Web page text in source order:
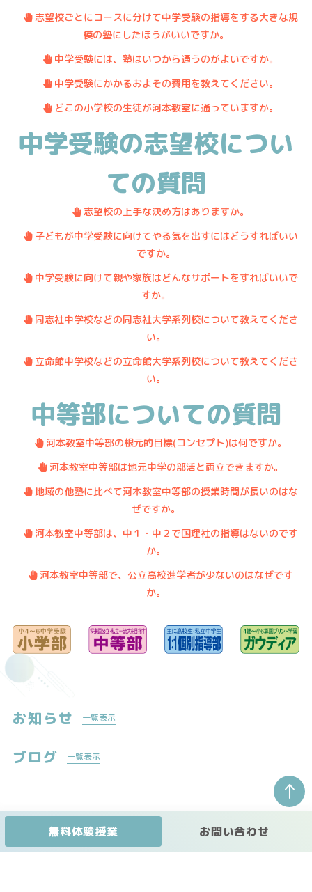
.志望校ごとにコースに分けて中学受験の指導をする大きな規
模の塾にしたほうがいいですか。
. 中学受験には、塾はいつから通うのがよいですか。
. 中学受験にかかるおよその費用を教えてください。
. どこの小学校の生徒が河本教室に通っていますか。
中学受験の志望校につい
ての質問
.志望校の上手な決め方はありますか。
. 子どもが中学受験に向けてやる気を出すにはどうすればいい
ですか。
. 中学受験に向けて親や家族はどんなサポートをすればいいで
すか。
. 同志社中学校などの同志社大学系列校について教えてくださ
い。
. 立命館中学校などの立命館大学系列校について教えてくださ
い。
中等部についての質問
. 河本教室中等部の根元的目標(コンセプト)は何ですか。
. 河本教室中等部は地元中学の部活と両立できますか。
.地域の他塾に比べて河本教室中等部の授業時間が長いのはな
ぜですか。
. 河本教室中等部は、中１・中２で国理社の指導はないのです
か。
. 河本教室中等部で、公立高校進学者が少ないのはなぜです
か。
お知らせ 一覧表示
ブログ 一覧表示
無料体験授業 お問い合わせ
↑